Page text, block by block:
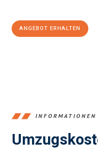
ANGEBOT ERHALTEN
INFORMATIONEN